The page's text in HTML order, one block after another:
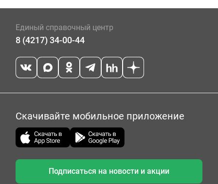
Единый справочный центр
8 (4217) 34-00-44
Скачивайте мобильное приложение
Подписаться на новости и акции